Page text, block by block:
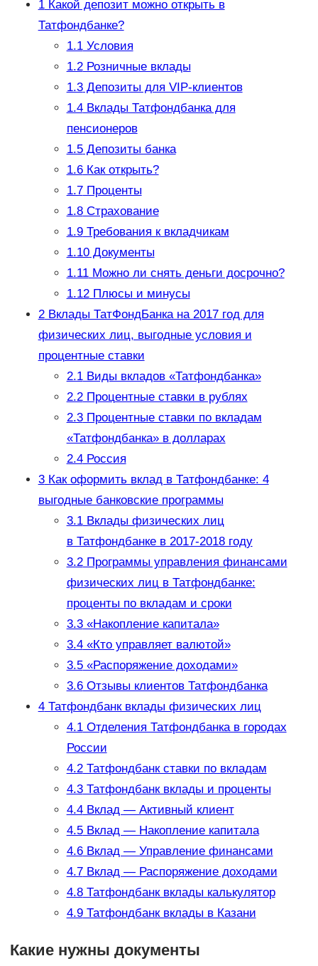
1Какой депозит можно открыть в
Татфондбанке?
1.1Условия
1.2Розничные вклады
1.3Депозиты для VIP-клиентов
1.4Вклады Татфондбанка для
пенсионеров
1.5Депозиты банка
1.6Как открыть?
1.7Проценты
1.8Страхование
1.9Требования к вкладчикам
1.10Документы
1.11Можно ли снять деньги досрочно?
1.12Плюсы и минусы
2Вклады ТатФондБанка на 2017 год для
физических лиц, выгодные условия и
процентные ставки
2.1Виды вкладов «Татфондбанка»
2.2Процентные ставки в рублях
2.3Процентные ставки по вкладам
«Татфондбанка» в долларах
2.4Россия
3Как оформить вклад в Татфондбанке: 4
выгодные банковские программы
3.1Вклады физических лиц
в Татфондбанке в 2017-2018 году
3.2Программы управления финансами
физических лиц в Татфондбанке:
проценты по вкладам и сроки
3.3«Накопление капитала»
3.4«Кто управляет валютой»
3.5«Распоряжение доходами»
3.6Отзывы клиентов Татфондбанка
4Татфондбанк вклады физических лиц
4.1Отделения Татфондбанка в городах
России
4.2Татфондбанк ставки по вкладам
4.3Татфондбанк вклады и проценты
4.4Вклад — Активный клиент
4.5Вклад — Накопление капитала
4.6Вклад — Управление финансами
4.7Вклад — Распоряжение доходами
4.8Татфондбанк вклады калькулятор
4.9Татфондбанк вклады в Казани
Какие нужны документы